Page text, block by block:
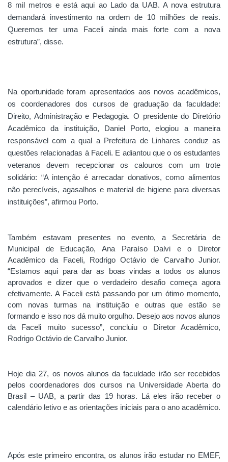
8 mil metros e está aqui ao Lado da UAB. A nova estrutura
demandará investimento na ordem de 10 milhões de reais.
Queremos ter uma Faceli ainda mais forte com a nova
estrutura”, disse.
Na oportunidade foram apresentados aos novos acadêmicos,
os coordenadores dos cursos de graduação da faculdade:
Direito, Administração e Pedagogia. O presidente do Diretório
Acadêmico da instituição, Daniel Porto, elogiou a maneira
responsável com a qual a Prefeitura de Linhares conduz as
questões relacionadas à Faceli. E adiantou que o os estudantes
veteranos devem recepcionar os calouros com um trote
solidário: “A intenção é arrecadar donativos, como alimentos
não perecíveis, agasalhos e material de higiene para diversas
instituições”, afirmou Porto.
Também estavam presentes no evento, a Secretária de
Municipal de Educação, Ana Paraíso Dalvi e o Diretor
Acadêmico da Faceli, Rodrigo Octávio de Carvalho Junior.
“Estamos aqui para dar as boas vindas a todos os alunos
aprovados e dizer que o verdadeiro desafio começa agora
efetivamente. A Faceli está passando por um ótimo momento,
com novas turmas na instituição e outras que estão se
formando e isso nos dá muito orgulho. Desejo aos novos alunos
da Faceli muito sucesso”, concluiu o Diretor Acadêmico,
Rodrigo Octávio de Carvalho Junior.
Hoje dia 27, os novos alunos da faculdade irão ser recebidos
pelos coordenadores dos cursos na Universidade Aberta do
Brasil – UAB, a partir das 19 horas. Lá eles irão receber o
calendário letivo e as orientações iniciais para o ano acadêmico.
Após este primeiro encontra, os alunos irão estudar no EMEF,